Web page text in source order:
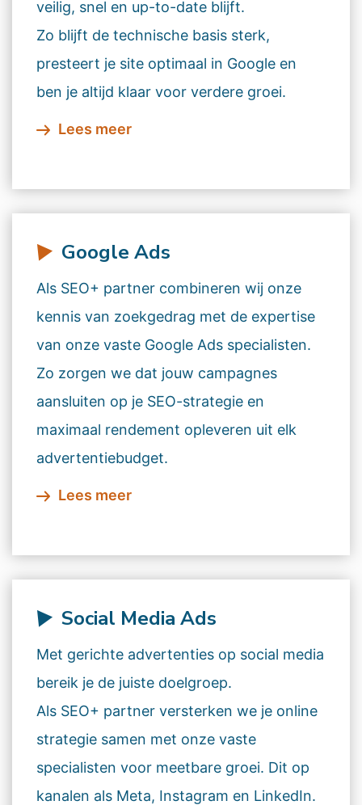
veilig, snel en up-to-date blijft.
Zo blijft de technische basis sterk,
presteert je site optimaal in Google en
ben je altijd klaar voor verdere groei.
Lees meer
Google Ads
Als SEO+ partner combineren wij onze
kennis van zoekgedrag met de expertise
van onze vaste Google Ads specialisten.
Zo zorgen we dat jouw campagnes
aansluiten op je SEO-strategie en
maximaal rendement opleveren uit elk
advertentiebudget.
Lees meer
Social Media Ads
Met gerichte advertenties op social media
bereik je de juiste doelgroep.
Als SEO+ partner versterken we je online
strategie samen met onze vaste
specialisten voor meetbare groei. Dit op
kanalen als Meta, Instagram en LinkedIn.